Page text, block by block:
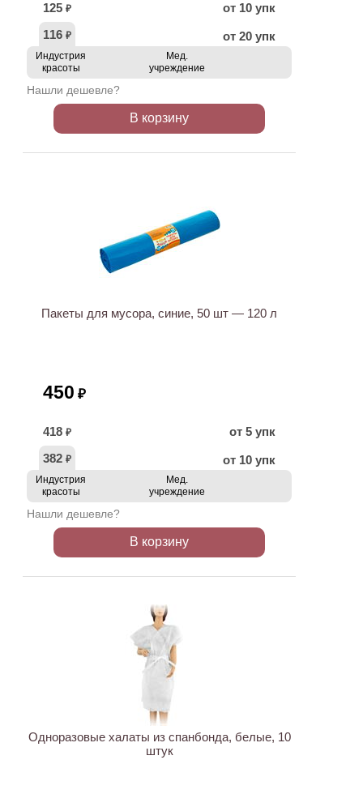
125 ₽
от 10 упк
116 ₽ от 20 упк
Индустрия
красоты
Мед.
учреждение
Нашли дешевле?
В корзину
Пакеты для мусора, синие, 50 шт — 120 л
450 ₽
418 ₽
от 5 упк
382 ₽ от 10 упк
Индустрия
красоты
Мед.
учреждение
Нашли дешевле?
В корзину
Одноразовые халаты из спанбонда, белые, 10
штук